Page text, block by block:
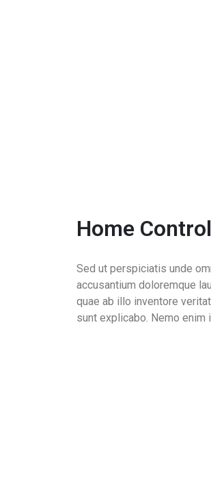
Home Control
Sed ut perspiciatis unde
accusantium doloremque
quae ab illo inventore
sunt explicabo. Nemo enim